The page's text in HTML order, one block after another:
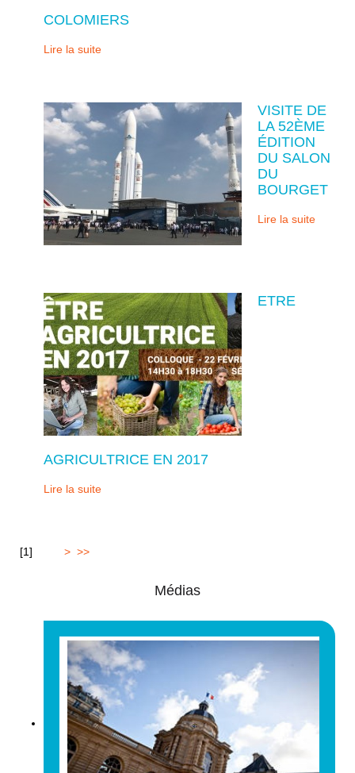
COLOMIERS
Lire la suite
VISITE DE
LA 52ÈME
ÉDITION
DU SALON
DU
BOURGET
Lire la suite
ETRE
AGRICULTRICE EN 2017
Lire la suite
[1] > >>
Médias